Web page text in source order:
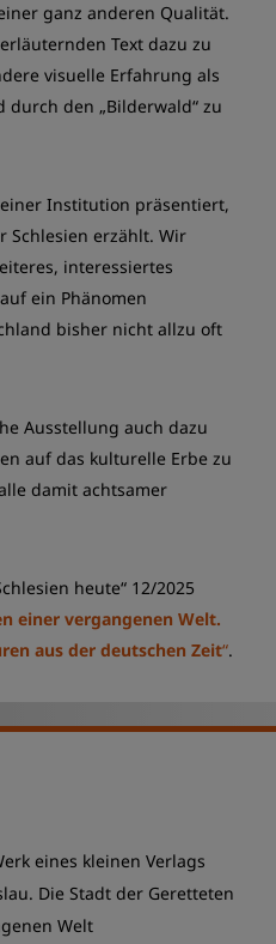
ganz anderen Qualität.
Text dazu zu
visuelle Erfahrung als
den „Bilderwald“ zu
Institution präsentiert,
Schlesien erzählt. Wir
interessiertes
ein Phänomen
bisher nicht allzu oft
Ausstellung auch dazu
auf das kulturelle Erbe zu
damit achtsamer
heute“ 12/2025
einer vergangenen Welt.
aus der deutschen Zeit“.
eines kleinen Verlags
Die Stadt der Geretteten
Welt